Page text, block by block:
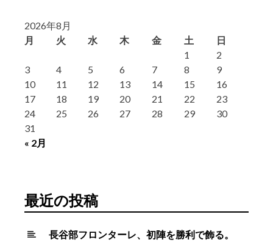
2026年8月
月
火 水 木 金 土 日
« 2月
1
2
3
4 5 6 7 8
9
10
11 12 13 14 15
16
17
18 19 20 21 22
23
24
25 26 27 28 29
30
31
最近の投稿
長谷部フロンターレ、初陣を勝利で飾る。